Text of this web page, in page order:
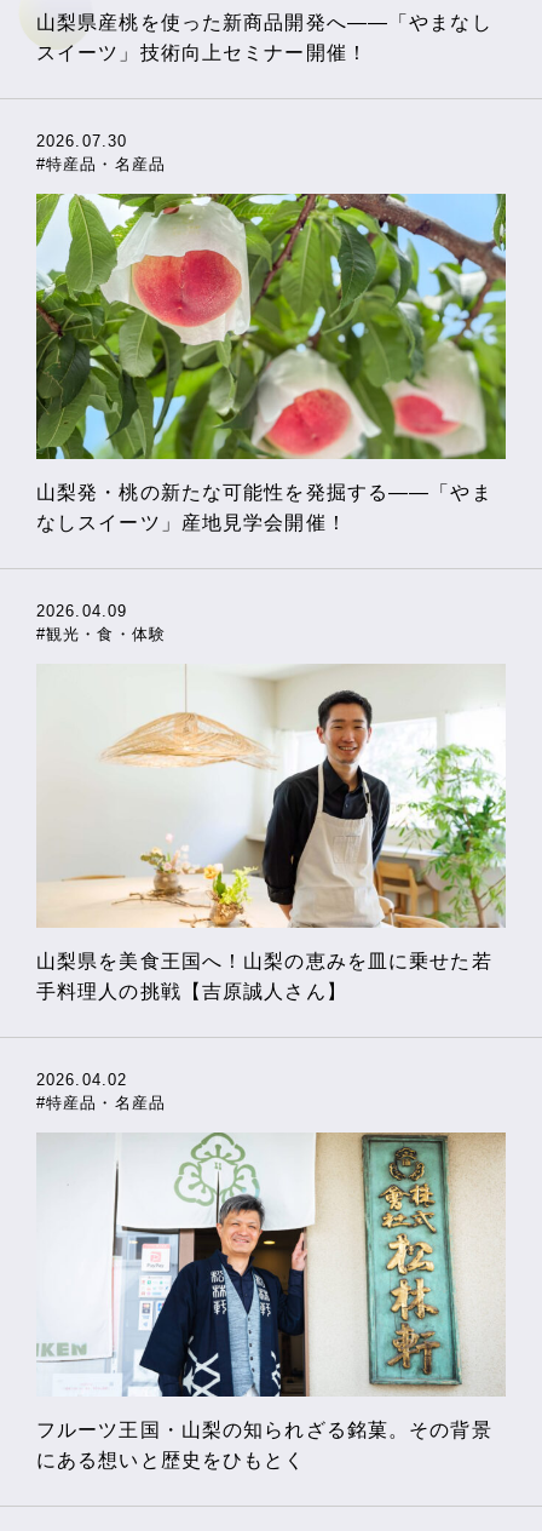
山梨県産桃を使った新商品開発へ――「やまなし
スイーツ」技術向上セミナー開催！
2026.07.30
#特産品・名産品
山梨発・桃の新たな可能性を発掘する――「やま
なしスイーツ」産地見学会開催！
2026.04.09
#観光・食・体験
山梨県を美食王国へ！山梨の恵みを皿に乗せた若
手料理人の挑戦【吉原誠人さん】
2026.04.02
#特産品・名産品
フルーツ王国・山梨の知られざる銘菓。その背景
にある想いと歴史をひもとく